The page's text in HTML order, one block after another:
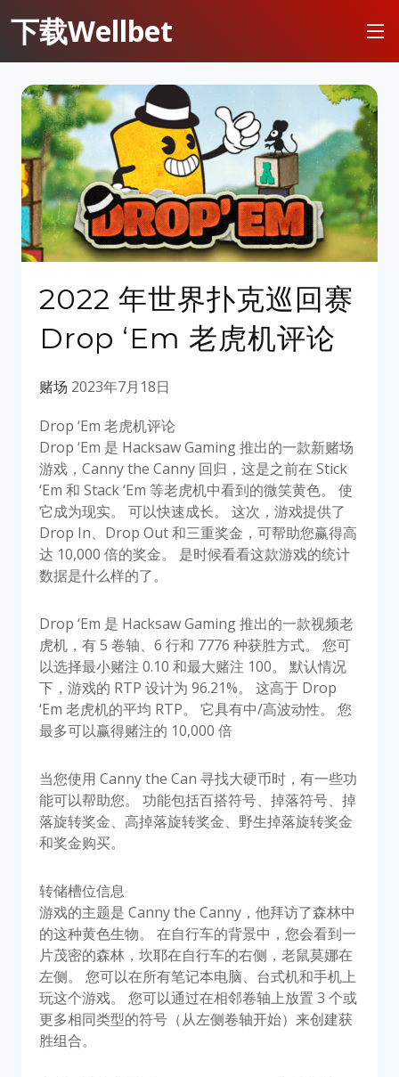
下载Wellbet
2022 年世界扑克巡回赛
Drop ‘Em 老虎机评论
赌场 2023年7月18日
Drop ‘Em 老虎机评论
Drop ‘Em 是 Hacksaw Gaming 推出的一款新赌场
游戏，Canny the Canny 回归，这是之前在 Stick
‘Em 和 Stack ‘Em 等老虎机中看到的微笑黄色。 使
它成为现实。 可以快速成长。 这次，游戏提供了
Drop In、Drop Out 和三重奖金，可帮助您赢得高
达 10,000 倍的奖金。 是时候看看这款游戏的统计
数据是什么样的了。
Drop ‘Em 是 Hacksaw Gaming 推出的一款视频老
虎机，有 5 卷轴、6 行和 7776 种获胜方式。 您可
以选择最小赌注 0.10 和最大赌注 100。 默认情况
下，游戏的 RTP 设计为 96.21%。 这高于 Drop
‘Em 老虎机的平均 RTP。 它具有中/高波动性。 您
最多可以赢得赌注的 10,000 倍
当您使用 Canny the Can 寻找大硬币时，有一些功
能可以帮助您。 功能包括百搭符号、掉落符号、掉
落旋转奖金、高掉落旋转奖金、野生掉落旋转奖金
和奖金购买。
转储槽位信息
游戏的主题是 Canny the Canny，他拜访了森林中
的这种黄色生物。 在自行车的背景中，您会看到一
片茂密的森林，坎耶在自行车的右侧，老鼠莫娜在
左侧。 您可以在所有笔记本电脑、台式机和手机上
玩这个游戏。 您可以通过在相邻卷轴上放置 3 个或
更多相同类型的符号（从左侧卷轴开始）来创建获
胜组合。